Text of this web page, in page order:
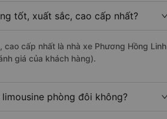
tốt, xuất sắc, cao cấp nhất?
cấp nhất là nhà xe Phương Hồng Linh
giá của khách hàng).
phòng đôi không?